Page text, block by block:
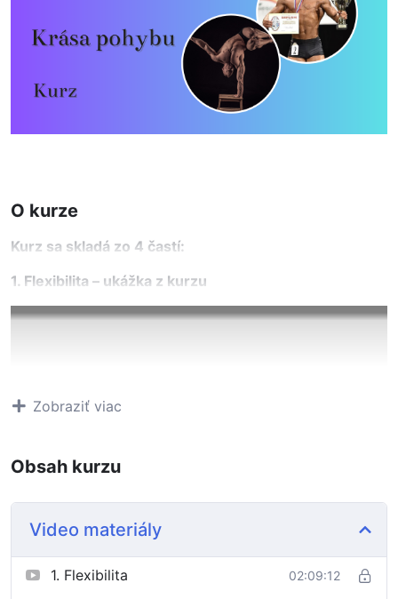
O kurze
Kurz sa skladá zo 4 častí:
1. Flexibilita – ukážka z kurzu
Zobraziť viac
Obsah kurzu
Video materiály
1. Flexibilita 02:09:12